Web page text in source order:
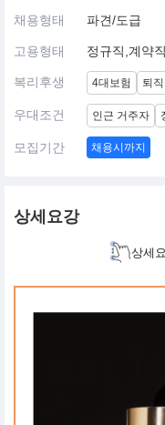
채용형태 파견/도급
고용형태 정규직,계약직
복리후생 4대보험 퇴
우대조건 인근 거주자
모집기간 채용시까지
상세요강
상세